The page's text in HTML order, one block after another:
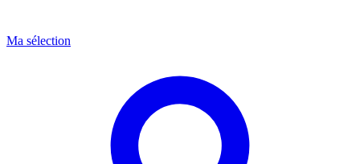
Ma sélection